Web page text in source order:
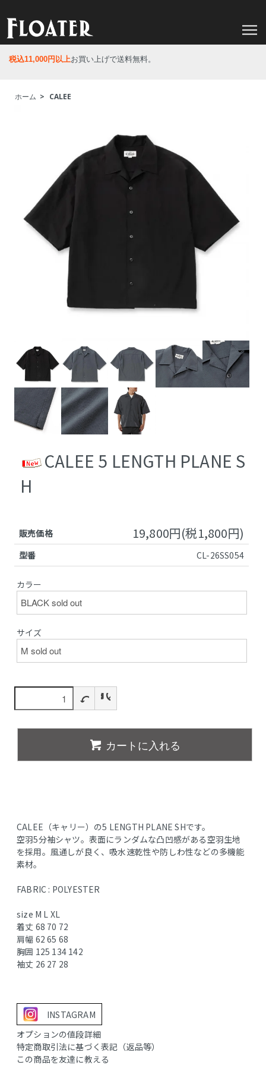
税込11,000円以上お買い上げで送料無料。
ホーム > CALEE
CALEE 5 LENGTH PLANE S
H
販売価格 19,800円(税1,800円)
型番 CL-26SS054
カラー
サイズ
カートに入れる
CALEE（キャリー）の5 LENGTH PLANE SHです。
空羽5分袖シャツ。表面にランダムな凸凹感がある空羽生地
を採用。風通しが良く、吸水速乾性や防しわ性などの多機能
素材。
FABRIC : POLYESTER
size M L XL
着丈 68 70 72
肩幅 62 65 68
胸囲 125 134 142
袖丈 26 27 28
INSTAGRAM
オプションの値段詳細
特定商取引法に基づく表記（返品等）
この商品を友達に教える